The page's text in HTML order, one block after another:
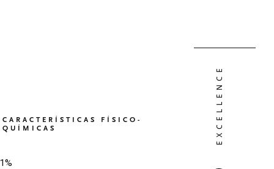
CARACTERÍSTICAS FÍSICO-
QUÍMICAS